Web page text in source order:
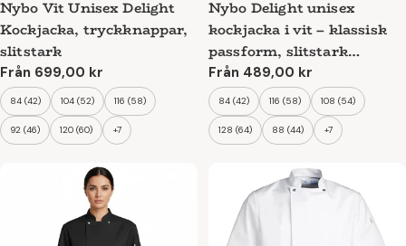
Nybo Vit Unisex Delight
Kockjacka, tryckknappar,
slitstark
Ordinarie
pris
Från 699,00 kr
84 (42) 104 (52) 116 (58)
92 (46) 120 (60) +7
Nybo Delight unisex
kockjacka i vit – klassisk
passform, slitstark
kvalitet och justerbara
manschetter
Ordinarie
pris
Från 489,00 kr
84 (42) 116 (58) 108 (54)
128 (64) 88 (44) +7